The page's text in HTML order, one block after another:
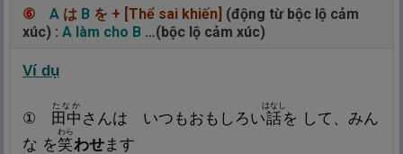
⑥ A は B を + [Thể sai khiến] (động từ bộc lộ cảm
xúc) : A làm cho B…(bộc lộ cảm xúc)
Ví dụ
① 田 中
たなか
さんは いつもおもしろい話
はなし
を して、みん
な を笑
わら
わせます